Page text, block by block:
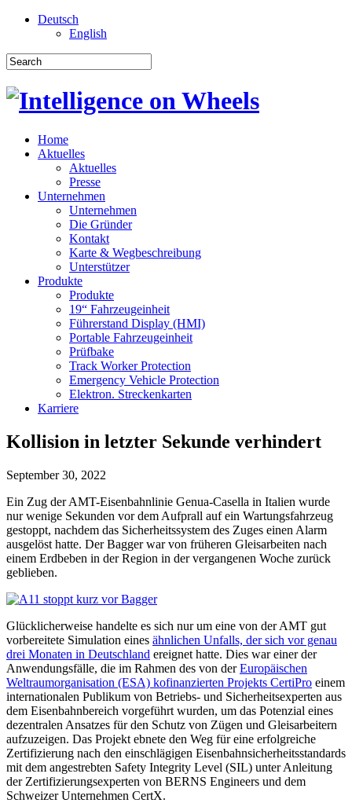
Deutsch
English
Home
Aktuelles
Aktuelles
Presse
Unternehmen
Unternehmen
Die Gründer
Kontakt
Karte & Wegbeschreibung
Unterstützer
Produkte
Produkte
19“ Fahrzeugeinheit
Führerstand Display (HMI)
Portable Fahrzeugeinheit
Prüfbake
Track Worker Protection
Emergency Vehicle Protection
Elektron. Streckenkarten
Karriere
Kollision in letzter Sekunde verhindert
September 30, 2022
Ein Zug der AMT-Eisenbahnlinie Genua-Casella in Italien wurde
nur wenige Sekunden vor dem Aufprall auf ein Wartungsfahrzeug
gestoppt, nachdem das Sicherheitssystem des Zuges einen Alarm
ausgelöst hatte. Der Bagger war von früheren Gleisarbeiten nach
einem Erdbeben in der Region in der vergangenen Woche zurück
geblieben.
Glücklicherweise handelte es sich nur um eine von der AMT gut
vorbereitete Simulation eines ähnlichen Unfalls, der sich vor genau
drei Monaten in Deutschland ereignet hatte. Dies war einer der
Anwendungsfälle, die im Rahmen des von derEuropäischen
Weltraumorganisation (ESA) kofinanzierten Projekts CertiPro einem
internationalen Publikum von Betriebs- und Sicherheitsexperten aus
dem Eisenbahnbereich vorgeführt wurden, um das Potenzial eines
dezentralen Ansatzes für den Schutz von Zügen und Gleisarbeitern
aufzuzeigen. Das Projekt ebnete den Weg für eine erfolgreiche
Zertifizierung nach den einschlägigen Eisenbahnsicherheitsstandards
mit dem angestrebten Safety Integrity Level (SIL) unter Anleitung
der Zertifizierungsexperten von BERNS Engineers und dem
Schweizer Unternehmen CertX.